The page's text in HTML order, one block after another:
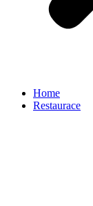
Home
Restaurace